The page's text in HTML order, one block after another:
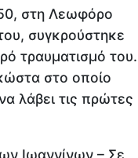
στη Λεωφόρο
συγκρούστηκε
τραυματισμό του.
στο οποίο
λάβει τις πρώτες
Ιωαννίνων – Σε